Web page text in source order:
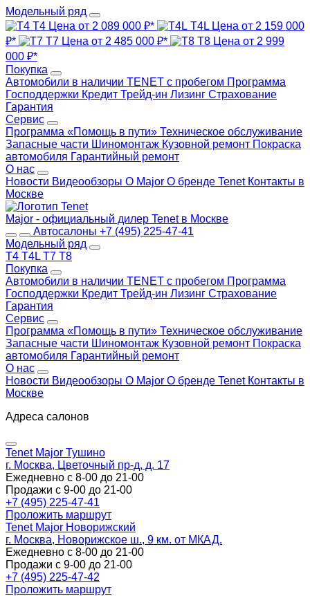
Модельный ряд
T4 Цена от 2 089 000 ₽* T4L Цена от 2 159 000
₽*
T7 Цена от 2 485 000 ₽* T8 Цена от 2 999
000 ₽*
Покупка
Автомобили в наличии TENET с пробегом Программа
Господдержки Кредит Трейд-ин Лизинг Страхование
Гарантия
Сервис
Программа «Помощь в пути» Техническое обслуживание
Запасные части Шиномонтаж Кузовной ремонт Покраска
автомобиля Гарантийный ремонт
О нас
Новости Видеообзоры О Major О бренде Tenet Контакты в
Москве
Major - официальный дилер Tenet в Москве
Автосалоны +7 (495) 225-47-41
Модельный ряд
T4 T4L T7 T8
Покупка
Автомобили в наличии TENET с пробегом Программа
Господдержки Кредит Трейд-ин Лизинг Страхование
Гарантия
Сервис
Программа «Помощь в пути» Техническое обслуживание
Запасные части Шиномонтаж Кузовной ремонт Покраска
автомобиля Гарантийный ремонт
О нас
Новости Видеообзоры О Major О бренде Tenet Контакты в
Москве
Адреса салонов
Tenet Major Тушино
г. Москва, Цветочный пр-д, д. 17
Ежедневно с 8-00 до 21-00
Продажи с 9-00 до 21-00
+7 (495) 225-47-41
Проложить маршрут
Tenet Major Новорижский
г. Москва, Новорижское ш., 9 км. от МКАД.
Ежедневно с 8-00 до 21-00
Продажи с 9-00 до 21-00
+7 (495) 225-47-42
Проложить маршрут